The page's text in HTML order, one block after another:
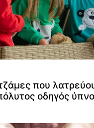
που
οδηγός